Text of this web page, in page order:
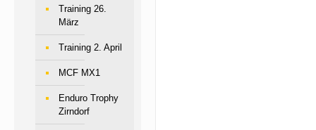
Training 26.
März
Training 2. April
MCF MX1
Enduro Trophy
Zirndorf